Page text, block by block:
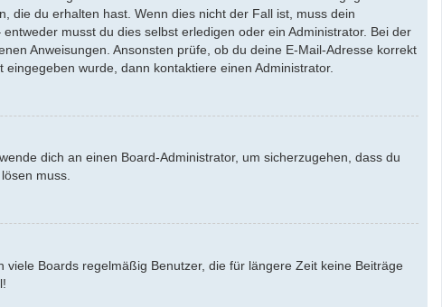
die du erhalten hast. Wenn dies nicht der Fall ist, muss dein
musst du dies selbst erledigen oder ein Administrator. Bei der
Anweisungen. Ansonsten prüfe, ob du deine E-Mail-Adresse korrekt
wurde, dann kontaktiere einen Administrator.
dich an einen Board-Administrator, um sicherzugehen, dass du
muss.
Boards regelmäßig Benutzer, die für längere Zeit keine Beiträge